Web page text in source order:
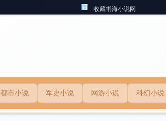
收藏书海小说网
都市小说 军史小说 网游小说 科幻小说